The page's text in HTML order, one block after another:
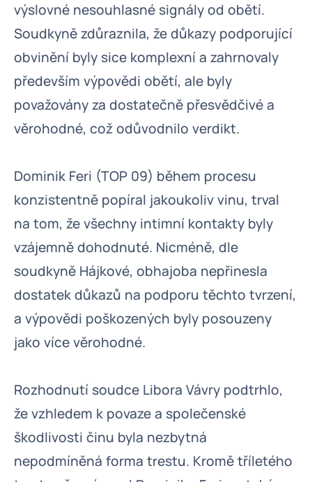
výslovné nesouhlasné signály od obětí.
Soudkyně zdůraznila, že důkazy podporující
obvinění byly sice komplexní a zahrnovaly
především výpovědi obětí, ale byly
považovány za dostatečně přesvědčivé a
věrohodné, což odůvodnilo verdikt.
Dominik Feri (TOP 09) během procesu
konzistentně popíral jakoukoliv vinu, trval
na tom, že všechny intimní kontakty byly
vzájemně dohodnuté. Nicméně, dle
soudkyně Hájkové, obhajoba nepřinesla
dostatek důkazů na podporu těchto tvrzení,
a výpovědi poškozených byly posouzeny
jako více věrohodné.
Rozhodnutí soudce Libora Vávry podtrhlo,
že vzhledem k povaze a společenské
škodlivosti činu byla nezbytná
nepodmíněná forma trestu. Kromě tříletého